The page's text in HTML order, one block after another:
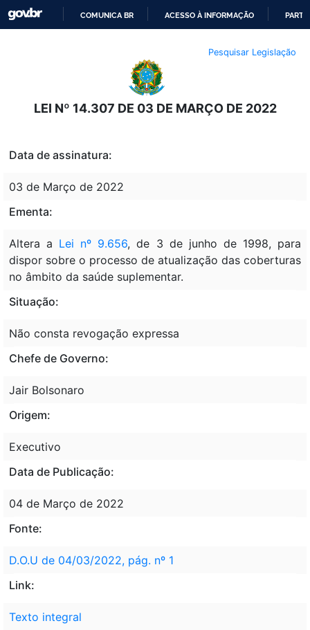
O
CONTEÚDO
COMUNICA BR ACESSO À INFORMAÇÃO
Pesquisar Legislação
LEI Nº 14.307 DE 03 DE MARÇO DE 2022
Data de assinatura:
03 de Março de 2022
Ementa:
Altera a Lei nº 9.656, de 3 de junho de 1998, para
dispor sobre o processo de atualização das coberturas
no âmbito da saúde suplementar.
Situação:
Não consta revogação expressa
Chefe de Governo:
Jair Bolsonaro
Origem:
Executivo
Data de Publicação:
04 de Março de 2022
Fonte:
D.O.U de 04/03/2022, pág. nº 1
Link:
Texto integral